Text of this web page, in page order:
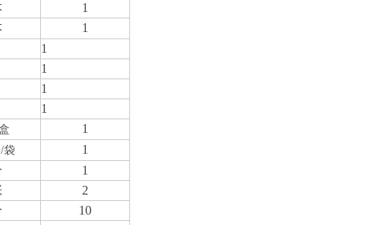
1
1
1
1
1
1
1
/袋
1
1
2
10